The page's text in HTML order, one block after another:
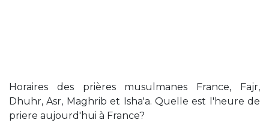
Horaires des prières musulmanes France, Fajr,
Dhuhr, Asr, Maghrib et Isha'a. Quelle est l'heure de
priere aujourd'hui à France?